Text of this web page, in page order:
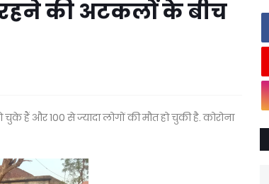
रहने की अटकलों के बीच
हैं और 100 से ज्यादा लोगों की मौत हो चुकी है. कोरोना